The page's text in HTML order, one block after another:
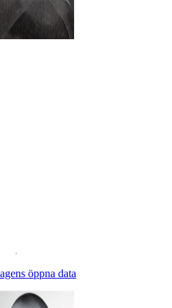
öppna data